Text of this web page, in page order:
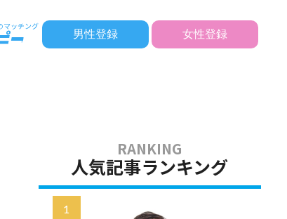
男性登録 女性登録
人気記事ランキング